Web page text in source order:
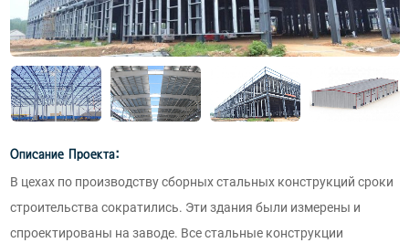
Описание Проекта:
В цехах по производству сборных стальных конструкций сроки
строительства сократились. Эти здания были измерены и
спроектированы на заводе. Все стальные конструкции